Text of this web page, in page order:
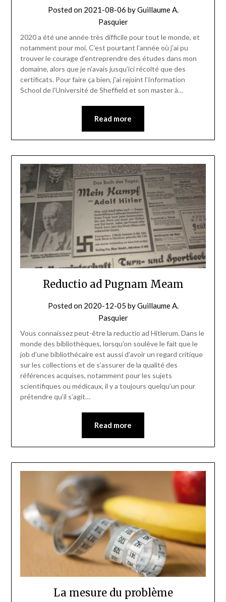
Posted on 2021-08-06 byGuillaume A.
Pasquier
2020 a été une année très difficile pour tout le monde, et
notamment pour moi. C’est pourtant l’année où j’ai pu
trouver le courage d’entreprendre des études dans mon
domaine, alors que je n’avais jusqu’ici récolté que des
certificats. Pour faire ça bien, j’ai rejoint l’Information
School de l’Université de Sheffield et son master à…
Read more
Reductio ad Pugnam Meam
Posted on 2020-12-05 byGuillaume A.
Pasquier
Vous connaissez peut-être la reductio ad Hitlerum. Dans le
monde des bibliothèques, lorsqu’on soulève le fait que le
job d’une bibliothécaire est aussi d’avoir un regard critique
sur les collections et de s’assurer de la qualité des
références acquises, notamment pour les sujets
scientifiques ou médicaux, il y a toujours quelqu’un pour
prétendre qu’il s’agit…
Read more
La mesure du problème